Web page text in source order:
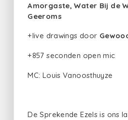
Amorgaste, Water Bij de
Geeroms
+live drawings door
+857 seconden open mic
MC: Louis Vanoosthuyze
De Sprekende Ezels is ons